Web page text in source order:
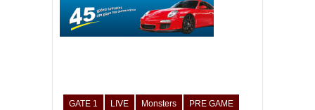
GATE 1 LIVE Monsters
PRE GAME